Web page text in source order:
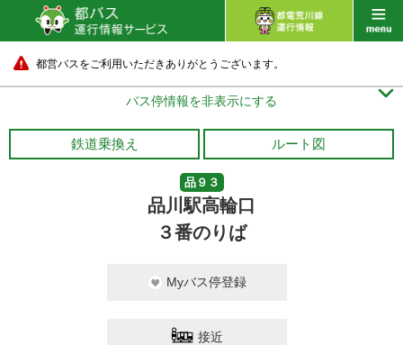
都営バスをご利用いただきありがとうございます。
バス停情報を非表示にする 
鉄道乗換え ルート図
品９３
品川駅高輪口
３番のりば
Myバス停登録
接近